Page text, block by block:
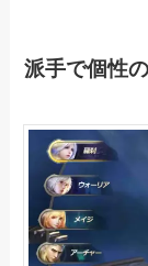
派手で個性